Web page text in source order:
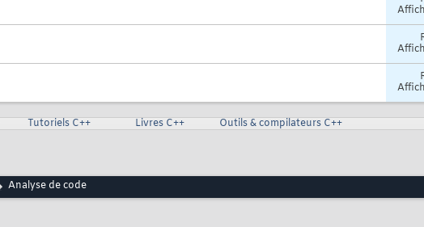
Tutoriels C++ Livres C++ Outils & compilateurs C++
Analyse de code